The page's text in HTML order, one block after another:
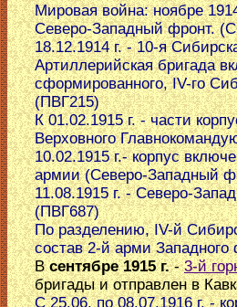
Мировая война: ноябре
Северо-Западный фронт.
18.12.1914 г. - 10-я
Артиллерийская бригада
сформированного, IV-го
(ПВГ215)
К 01.02.1915 г. - части
Верховного
10.02.1915 г.- корпус
армии (Северо-Западный
11.08.1915 г. - Северо-
(ПВГ687)
По разделению, IV-й
состав 2-й арми Западного
Всентябре 1915 г.-3-й
бригады и отправлен в
С 25.06. по 08.07.1916 г. -